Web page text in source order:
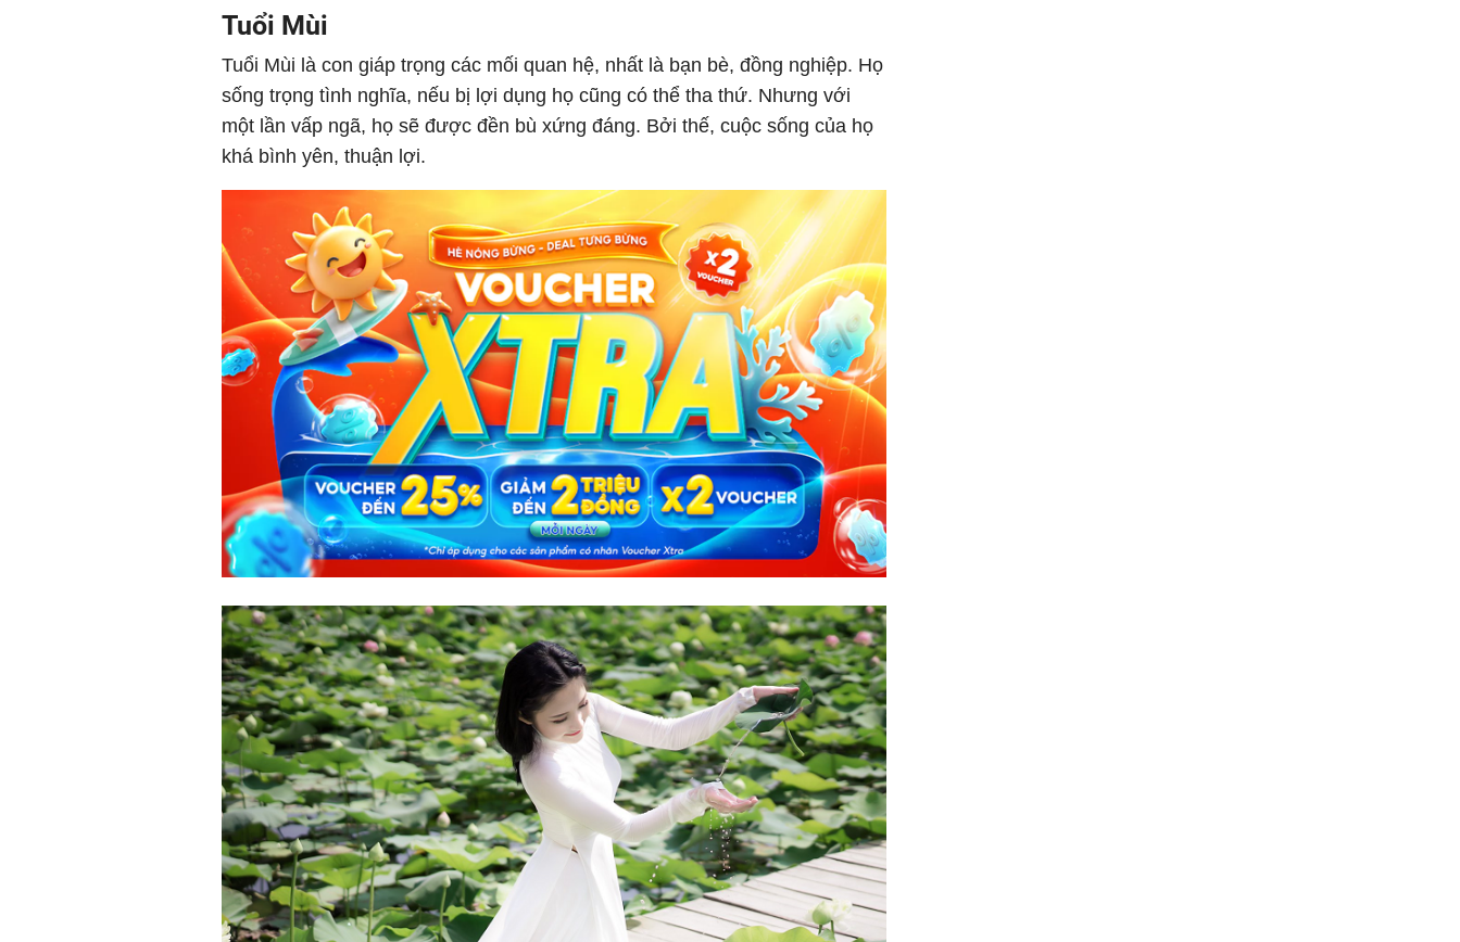
Tuổi Mùi
Tuổi Mùi là con giáp trọng các mối quan hệ, nhất là bạn bè, đồng nghiệp. Họ
sống trọng tình nghĩa, nếu bị lợi dụng họ cũng có thể tha thứ. Nhưng với
một lần vấp ngã, họ sẽ được đền bù xứng đáng. Bởi thế, cuộc sống của họ
khá bình yên, thuận lợi.